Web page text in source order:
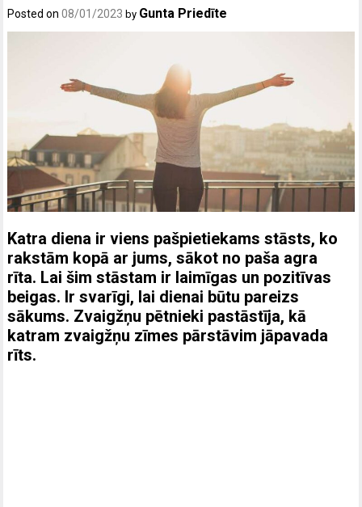
Posted on08/01/2023 by Gunta Priedīte
Katra diena ir viens pašpietiekams stāsts, ko
rakstām kopā ar jums, sākot no paša agra
rīta. Lai šim stāstam ir laimīgas un pozitīvas
beigas. Ir svarīgi, lai dienai būtu pareizs
sākums. Zvaigžņu pētnieki pastāstīja, kā
katram zvaigžņu zīmes pārstāvim jāpavada
rīts.